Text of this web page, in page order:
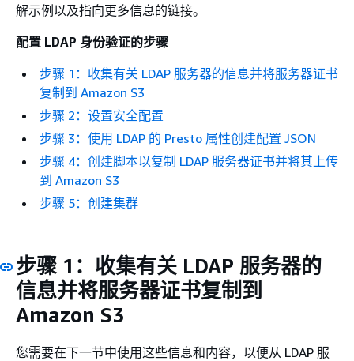
解示例以及指向更多信息的链接。
配置 LDAP 身份验证的步骤
步骤 1：收集有关 LDAP 服务器的信息并将服务器证书
复制到 Amazon S3
步骤 2：设置安全配置
步骤 3：使用 LDAP 的 Presto 属性创建配置 JSON
步骤 4：创建脚本以复制 LDAP 服务器证书并将其上传
到 Amazon S3
步骤 5：创建集群
步骤 1：收集有关 LDAP 服务器的
信息并将服务器证书复制到
Amazon S3
您需要在下一节中使用这些信息和内容，以便从 LDAP 服